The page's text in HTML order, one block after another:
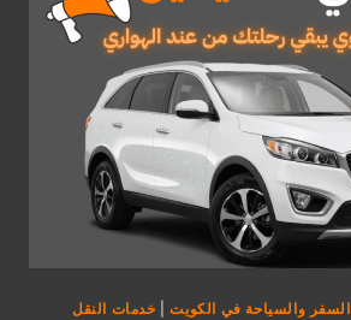
السفر والسياحة في الكويت| خدمات النقل